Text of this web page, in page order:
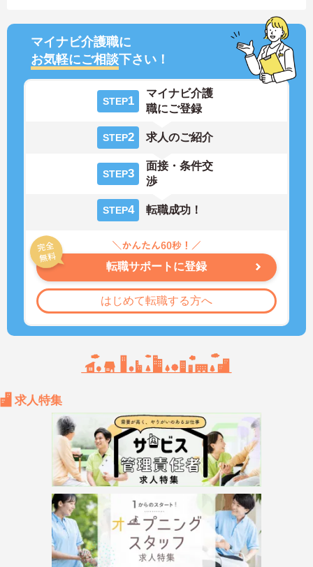
マイナビ介護職に
お気軽にご相談下さい！
STEP1
マイナビ介護
職にご登録
STEP2 求人のご紹介
STEP3
面接・条件交
渉
STEP4 転職成功！
転職サポートに登録
はじめて転職する方へ
求人特集